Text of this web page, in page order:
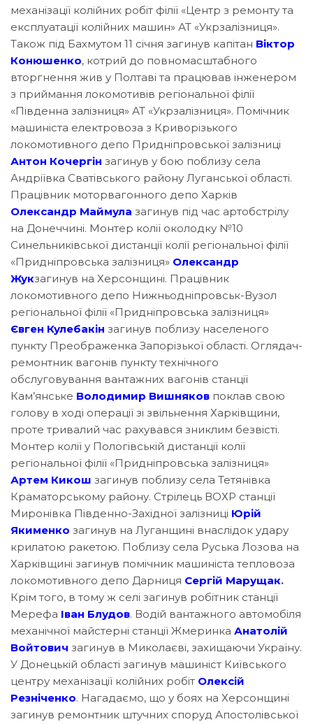
механізації колійних робіт філії «Центр з ремонту та
експлуатації колійних машин» АТ «Укрзалізниця».
Також під Бахмутом 11 січня загинув капітан Віктор
Конюшенко, котрий до повномасштабного
вторгнення жив у Полтаві та працював інженером
з приймання локомотивів регіональної філії
«Південна залізниця» АТ «Укрзалізниця». Помічник
машиніста електровоза з Криворізького
локомотивного депо Придніпровської залізниці
Антон Кочергін загинув у бою поблизу села
Андріївка Сватівського району Луганської області.
Працівник моторвагонного депо Харків
Олександр Маймула загинув під час артобстрілу
на Донеччині. Монтер колії околодку №10
Синельниківської дистанції колії регіональної філії
«Придніпровська залізниця» Олександр
Жукзагинув на Херсонщині. Працівник
локомотивного депо Нижньодніпровськ-Вузол
регіональної філії «Придніпровська залізниця»
Євген Кулебакін загинув поблизу населеного
пункту Преображенка Запорізької області. Оглядач-
ремонтник вагонів пункту технічного
обслуговування вантажних вагонів станції
Кам’янське Володимир Вишняков поклав свою
голову в ході операції зі звільнення Харківщини,
проте тривалий час рахувався зниклим безвісті.
Монтер колії у Пологівській дистанції колії
регіональної філії «Придніпровська залізниця»
Артем Кикош загинув поблизу села Тетянівка
Краматорському району. Стрілець ВОХР станції
Миронівка Південно-Західної залізниці Юрій
Якименко загинув на Луганщині внаслідок удару
крилатою ракетою. Поблизу села Руська Лозова на
Харківщині загинув помічник машиніста тепловоза
локомотивного депо Дарниця Сергій Марущак.
Крім того, в тому ж селі загинув робітник станції
Мерефа Іван Блудов. Водій вантажного автомобіля
механічної майстерні станції Жмеринка Анатолій
Войтович загинув в Миколаєві, захищаючи Україну.
У Донецькій області загинув машиніст Київського
центру механізації колійних робіт Олексій
Резніченко. Нагадаємо, що у боях на Херсонщині
загинув ремонтник штучних споруд Апостолівської